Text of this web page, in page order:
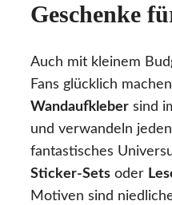
Geschenke
Auch mit kleinem
Fans glücklich
Wandaufkleber sind
und verwandeln
fantastisches
Sticker-Sets oder
Motiven sind